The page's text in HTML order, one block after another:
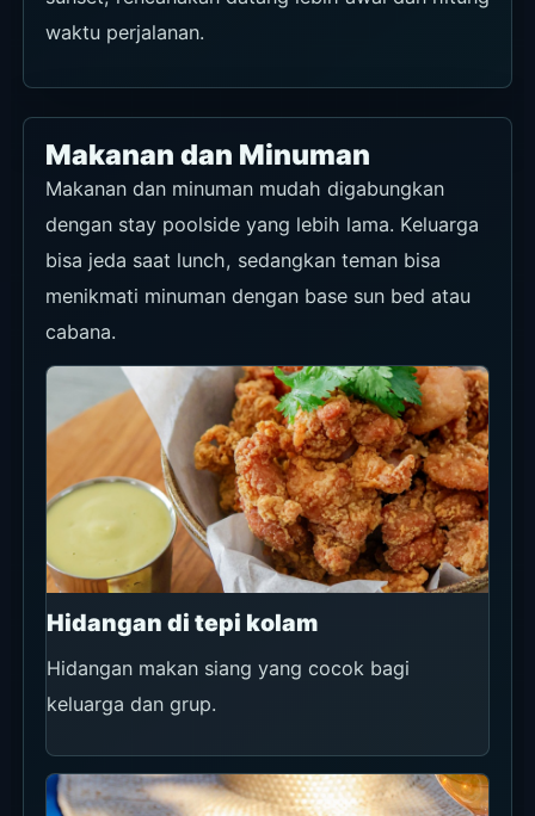
waktu perjalanan.
Makanan dan Minuman
Makanan dan minuman mudah digabungkan
dengan stay poolside yang lebih lama. Keluarga
bisa jeda saat lunch, sedangkan teman bisa
menikmati minuman dengan base sun bed atau
cabana.
Hidangan di tepi kolam
Hidangan makan siang yang cocok bagi
keluarga dan grup.